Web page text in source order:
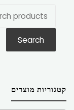
Search
קטגוריות מוצרים